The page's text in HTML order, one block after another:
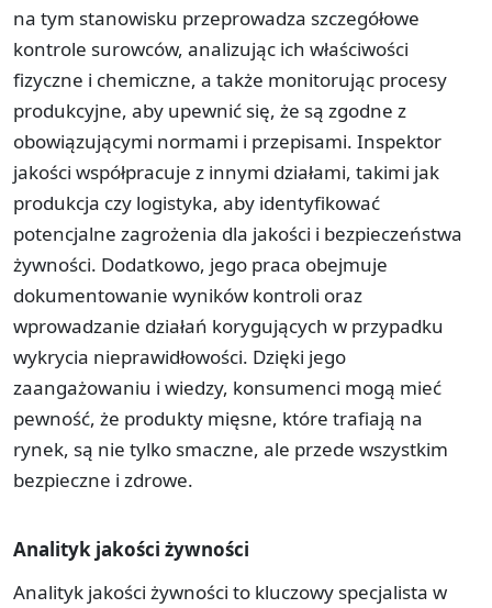
na tym stanowisku przeprowadza szczegółowe
kontrole surowców, analizując ich właściwości
fizyczne i chemiczne, a także monitorując procesy
produkcyjne, aby upewnić się, że są zgodne z
obowiązującymi normami i przepisami. Inspektor
jakości współpracuje z innymi działami, takimi jak
produkcja czy logistyka, aby identyfikować
potencjalne zagrożenia dla jakości i bezpieczeństwa
żywności. Dodatkowo, jego praca obejmuje
dokumentowanie wyników kontroli oraz
wprowadzanie działań korygujących w przypadku
wykrycia nieprawidłowości. Dzięki jego
zaangażowaniu i wiedzy, konsumenci mogą mieć
pewność, że produkty mięsne, które trafiają na
rynek, są nie tylko smaczne, ale przede wszystkim
bezpieczne i zdrowe.
Analityk jakości żywności
Analityk jakości żywności to kluczowy specjalista w